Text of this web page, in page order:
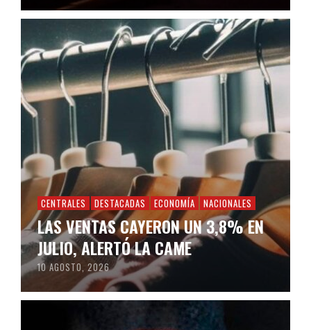
CENTRALES DESTACADAS ECONOMÍA NACIONALES
LAS VENTAS CAYERON UN 3,8% EN
JULIO, ALERTÓ LA CAME
10 AGOSTO, 2026